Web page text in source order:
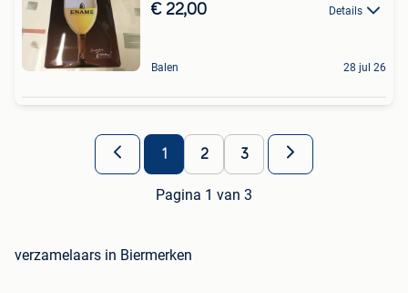
€ 22,00 Details
Balen 28 jul 26
1 2 3
Pagina 1 van 3
verzamelaars in Biermerken